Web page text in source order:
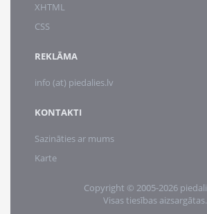
XHTML
CSS
REKLĀMA
info (at) piedalies.lv
KONTAKTI
Sazināties ar mums
Karte
Copyright © 2005-2026
Visas tiesības aizsargātas.